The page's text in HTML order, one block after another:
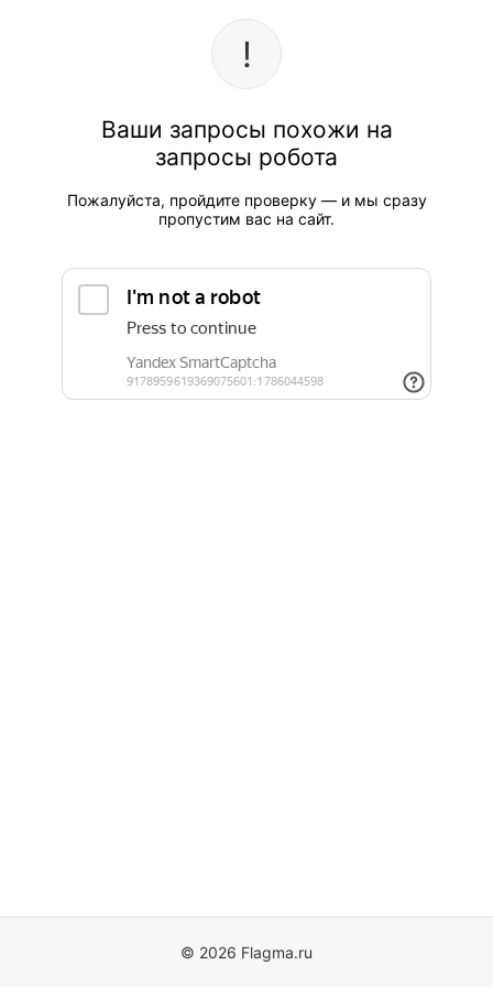
Ваши запросы похожи на
запросы робота
Пожалуйста, пройдите проверку — и мы сразу
пропустим вас на сайт.
© 2026 Flagma.ru